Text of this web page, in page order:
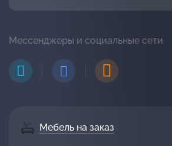
Мебель на заказ
Мессенджеры и социальные сети